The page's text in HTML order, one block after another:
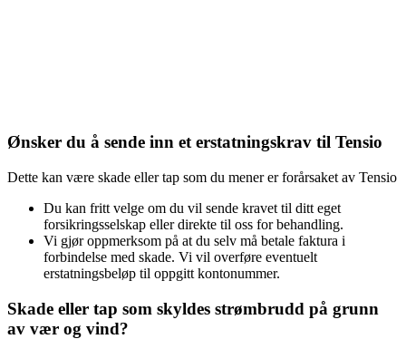
Ønsker du å sende inn et erstatningskrav til Tensio
Dette kan være skade eller tap som du mener er forårsaket av Tensio
Du kan fritt velge om du vil sende kravet til ditt eget
forsikringsselskap eller direkte til oss for behandling.
Vi gjør oppmerksom på at du selv må betale faktura i
forbindelse med skade. Vi vil overføre eventuelt
erstatningsbeløp til oppgitt kontonummer.
Skade eller tap som skyldes strømbrudd på grunn
av vær og vind?